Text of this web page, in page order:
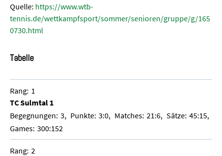
Quelle: https://www.wtb-
tennis.de/wettkampfsport/sommer/senioren/gruppe/g/165
0730.html
Tabelle
1
TC Sulmtal 1
3
3:0 21:6
45:15
300:152
2